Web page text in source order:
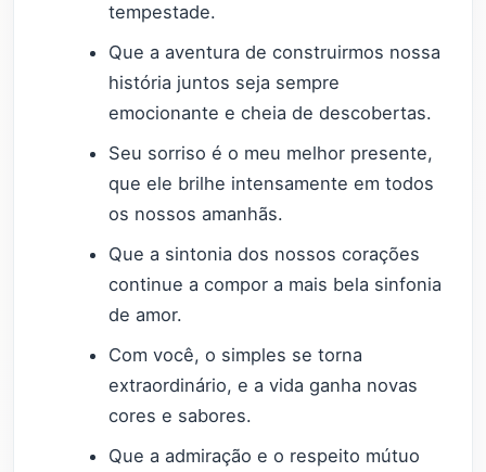
tempestade.
Que a aventura de construirmos nossa
história juntos seja sempre
emocionante e cheia de descobertas.
Seu sorriso é o meu melhor presente,
que ele brilhe intensamente em todos
os nossos amanhãs.
Que a sintonia dos nossos corações
continue a compor a mais bela sinfonia
de amor.
Com você, o simples se torna
extraordinário, e a vida ganha novas
cores e sabores.
Que a admiração e o respeito mútuo